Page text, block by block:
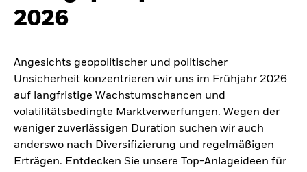
2026
Angesichts geopolitischer und politischer
Unsicherheit konzentrieren wir uns im Frühjahr 2026
auf langfristige Wachstumschancen und
volatilitätsbedingte Marktverwerfungen. Wegen der
weniger zuverlässigen Duration suchen wir auch
anderswo nach Diversifizierung und regelmäßigen
Erträgen. Entdecken Sie unsere Top-Anlageideen für